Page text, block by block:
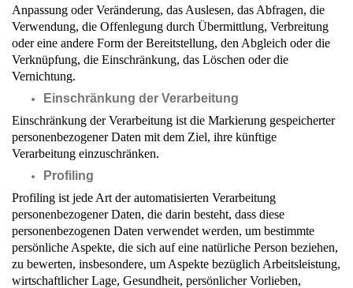
Anpassung oder Veränderung, das Auslesen, das Abfragen, die
Verwendung, die Offenlegung durch Übermittlung, Verbreitung
oder eine andere Form der Bereitstellung, den Abgleich oder die
Verknüpfung, die Einschränkung, das Löschen oder die
Vernichtung.
Einschränkung der Verarbeitung
Einschränkung der Verarbeitung ist die Markierung gespeicherter
personenbezogener Daten mit dem Ziel, ihre künftige
Verarbeitung einzuschränken.
Profiling
Profiling ist jede Art der automatisierten Verarbeitung
personenbezogener Daten, die darin besteht, dass diese
personenbezogenen Daten verwendet werden, um bestimmte
persönliche Aspekte, die sich auf eine natürliche Person beziehen,
zu bewerten, insbesondere, um Aspekte bezüglich Arbeitsleistung,
wirtschaftlicher Lage, Gesundheit, persönlicher Vorlieben,